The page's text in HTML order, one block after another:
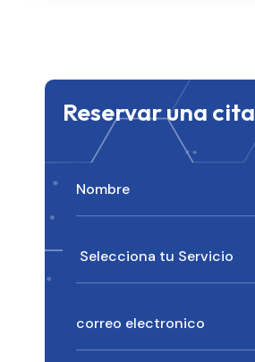
Reservar una cita